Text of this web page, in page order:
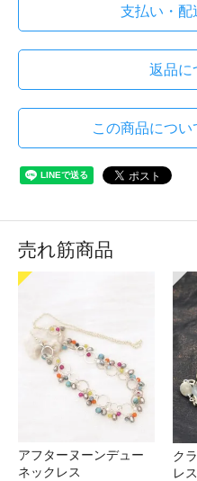
支払い・配
返品に
この商品につ
売れ筋商品
アフターヌーンデュー
ネックレス
ク
レス